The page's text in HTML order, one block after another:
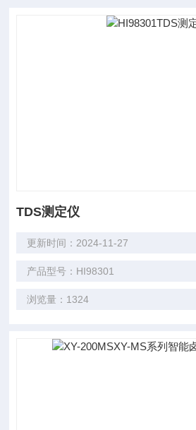
TDS测定仪
更新时间：2024-11-27
产品型号：HI98301
浏览量：1324